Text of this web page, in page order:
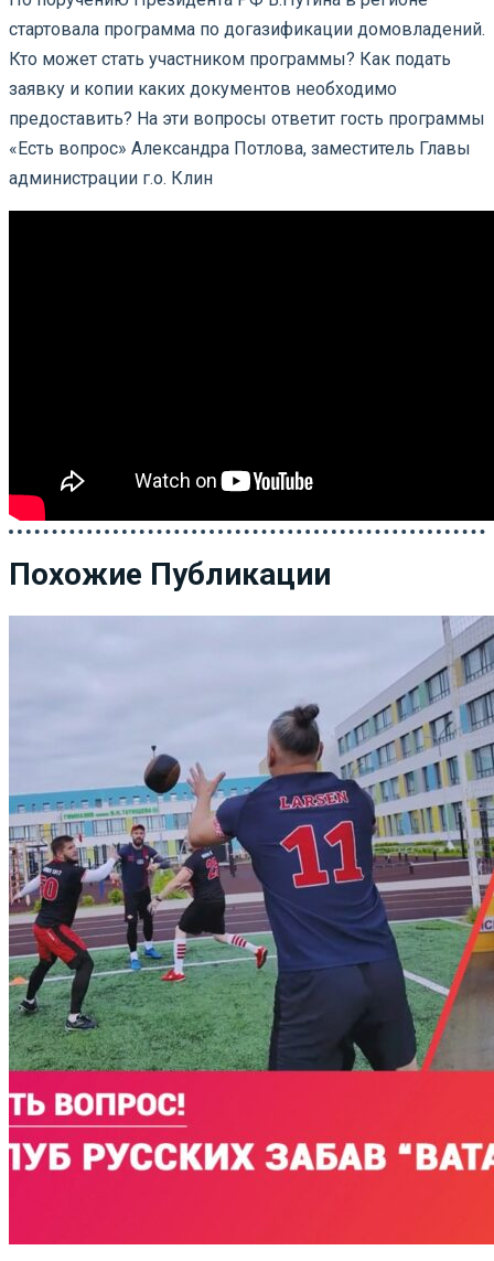
стартовала программа по догазификации домовладений.
Кто может стать участником программы? Как подать
заявку и копии каких документов необходимо
предоставить? На эти вопросы ответит гость программы
«Есть вопрос» Александра Потлова, заместитель Главы
администрации г.о. Клин
Похожие Публикации